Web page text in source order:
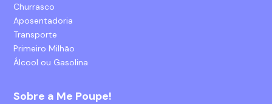
Churrasco
Aposentadoria
Transporte
Primeiro Milhão
Álcool ou Gasolina
Sobre a Me Poupe!